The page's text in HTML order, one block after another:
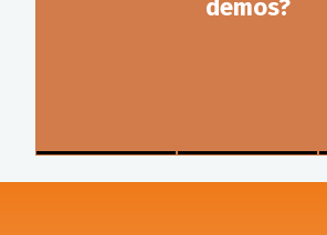
demos?